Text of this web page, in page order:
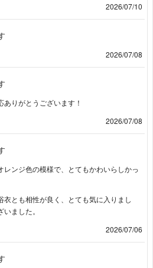
2026/07/10
2026/07/08
ありがとうございます！
2026/07/08
レンジ色の模様で、とてもかわいらしかっ
衣とも相性が良く、とても気に入りまし
ました。
2026/07/06